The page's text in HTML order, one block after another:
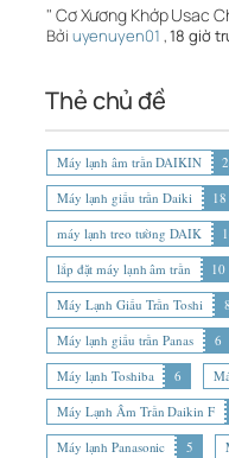
" Cơ Xương Khớp Usac
Bởi uyenuyen01 ,18 giờ
Thẻ chủ đề
Máy lạnh âm trần DAIKIN
Máy lạnh giấu trần Daiki
18
máy lạnh treo tường DAIK
lắp đặt máy lạnh âm trần
10
Máy Lạnh Giấu Trần Toshi
8
Máy lạnh giấu trần Panas
6
Máy lạnh Toshiba
6
Máy Lạnh Âm Trần Daikin F
Máy lạnh Panasonic
5